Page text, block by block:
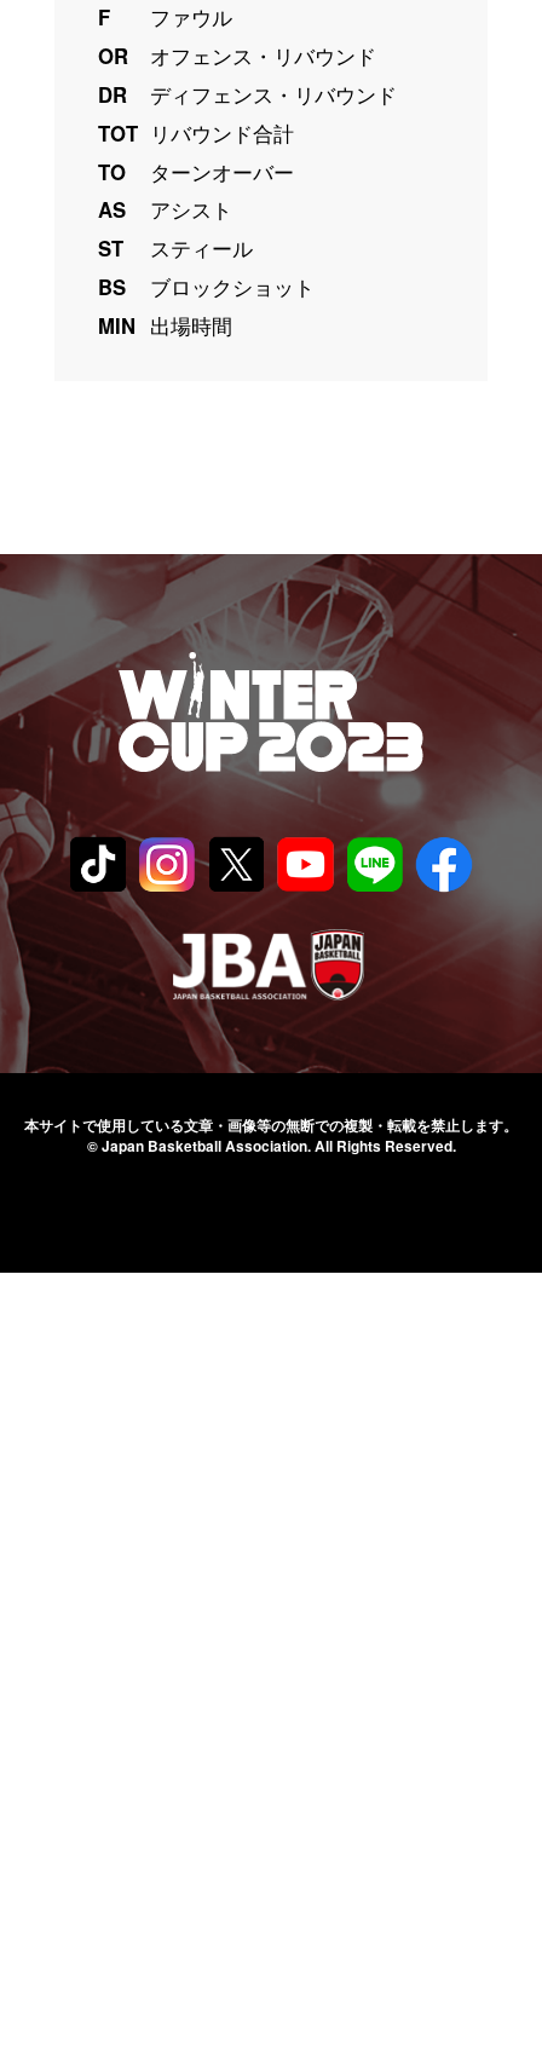
F
ファウル
OR
オフェンス・リバウンド
DR
ディフェンス・リバウンド
TOT リバウンド合計
TO
ターンオーバー
AS
アシスト
ST
スティール
BS
ブロックショット
MIN 出場時間
本サイトで使用している文章・画像等の無断での複製・転載を禁止します。
© Japan Basketball Association.All Rights Reserved.